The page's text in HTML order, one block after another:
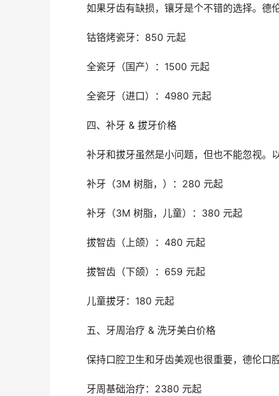
如果牙齿有缺损，镶牙是个不错的选择。德
	钴铬烤瓷牙：850 元起
	全瓷牙（国产）：1500 元起
	全瓷牙（进口）：4980 元起
	四、补牙 & 拔牙价格
补牙和拔牙虽然是小问题，但也不能忽视。
	补牙（3M 树脂，）：280 元起
	补牙（3M 树脂，儿童）：380 元起
	拔智齿（上颌）：480 元起
	拔智齿（下颌）：659 元起
	儿童拔牙：180 元起
	五、牙周治疗 & 洗牙美白价格
保持口腔卫生和牙齿美观也很重要，德伦口
	牙周基础治疗：2380 元起